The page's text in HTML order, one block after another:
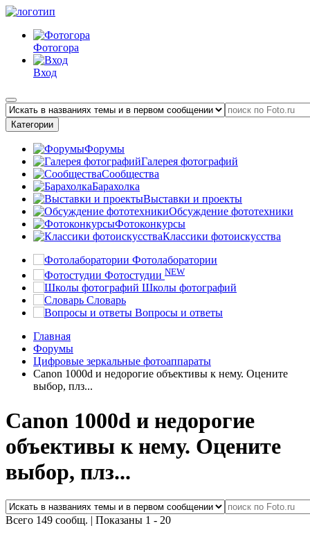
Фотогора
Вход
Категории
Форумы
Галерея фотографий
Сообщества
Барахолка
Выставки и проекты
Обсуждение фототехники
Фотоконкурсы
Классики фотоискусства
Фотолаборатории
Фотостудии NEW
Школы фотографий
Словарь
Вопросы и ответы
Главная
Форумы
Цифровые зеркальные фотоаппараты
Canon 1000d и недорогие объективы к нему. Оцените
выбор, плз...
Canon 1000d и недорогие
объективы к нему. Оцените
выбор, плз...
Всего 149 сообщ. | Показаны 1 - 20